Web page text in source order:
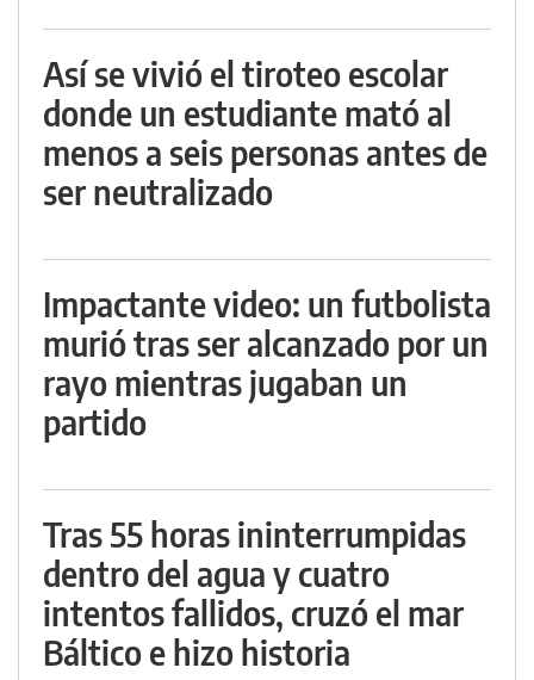
Así se vivió el tiroteo escolar
donde un estudiante mató al
menos a seis personas antes de
ser neutralizado
Impactante video: un futbolista
murió tras ser alcanzado por un
rayo mientras jugaban un
partido
Tras 55 horas ininterrumpidas
dentro del agua y cuatro
intentos fallidos, cruzó el mar
Báltico e hizo historia